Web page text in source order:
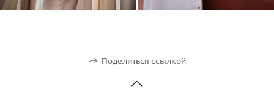
Поделиться ссылкой